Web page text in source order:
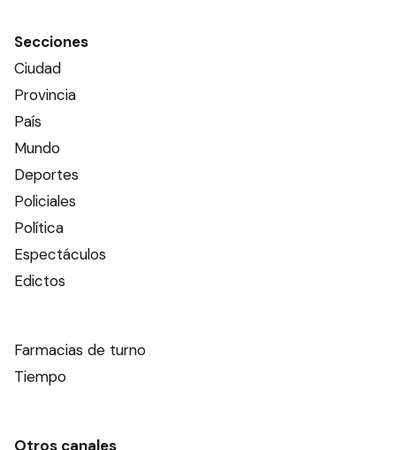
Secciones
Ciudad
Provincia
País
Mundo
Deportes
Policiales
Política
Espectáculos
Edictos
Farmacias de turno
Tiempo
Otros canales